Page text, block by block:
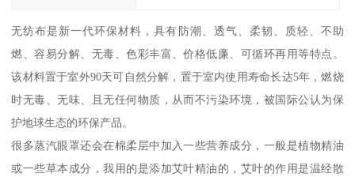
无纺布是新一代环保材料，具有防潮、透气、柔韧、质轻、不助
燃、容易分解、无毒、色彩丰富、价格低廉、可循环再用等特点。
该材料置于室外90天可自然分解，置于室内使用寿命长达5年，燃烧
时无毒、无味、且无任何物质，从而不污染环境，被国际公认为保
护地球生态的环保产品。
很多蒸汽眼罩还会在棉柔层中加入一些营养成分，一般是植物精油
或一些草本成分，我用的是添加艾叶精油的，艾叶的作用是温经散